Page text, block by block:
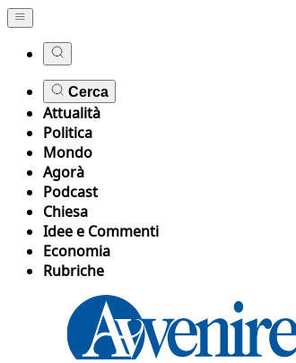
Cerca
Attualità
Politica
Mondo
Agorà
Podcast
Chiesa
Idee e Commenti
Economia
Rubriche